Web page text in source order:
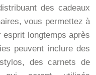
des cadeaux
vous permettez à
longtemps après
peuvent inclure des
des carnets de